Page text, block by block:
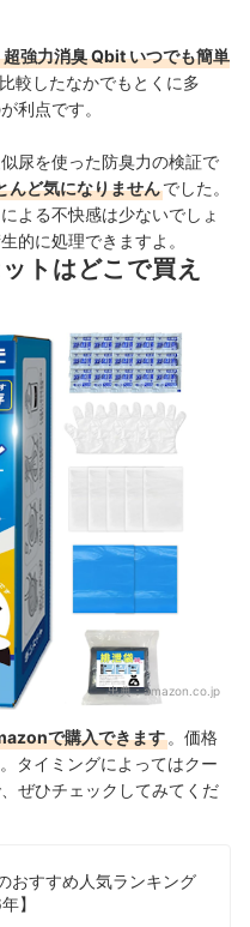
強力消臭 Qbit いつでも簡単
較したなかでもとくに多
利点です。
尿を使った防臭力の検証で
んど気になりませんでした。
よる不快感は少ないでしょ
的に処理できますよ。
トはどこで買え
出典：amazon.co.jp
で購入できます 。価格
タイミングによってはクー
ぜひチェックしてみてくだ
おすすめ人気ランキング
】